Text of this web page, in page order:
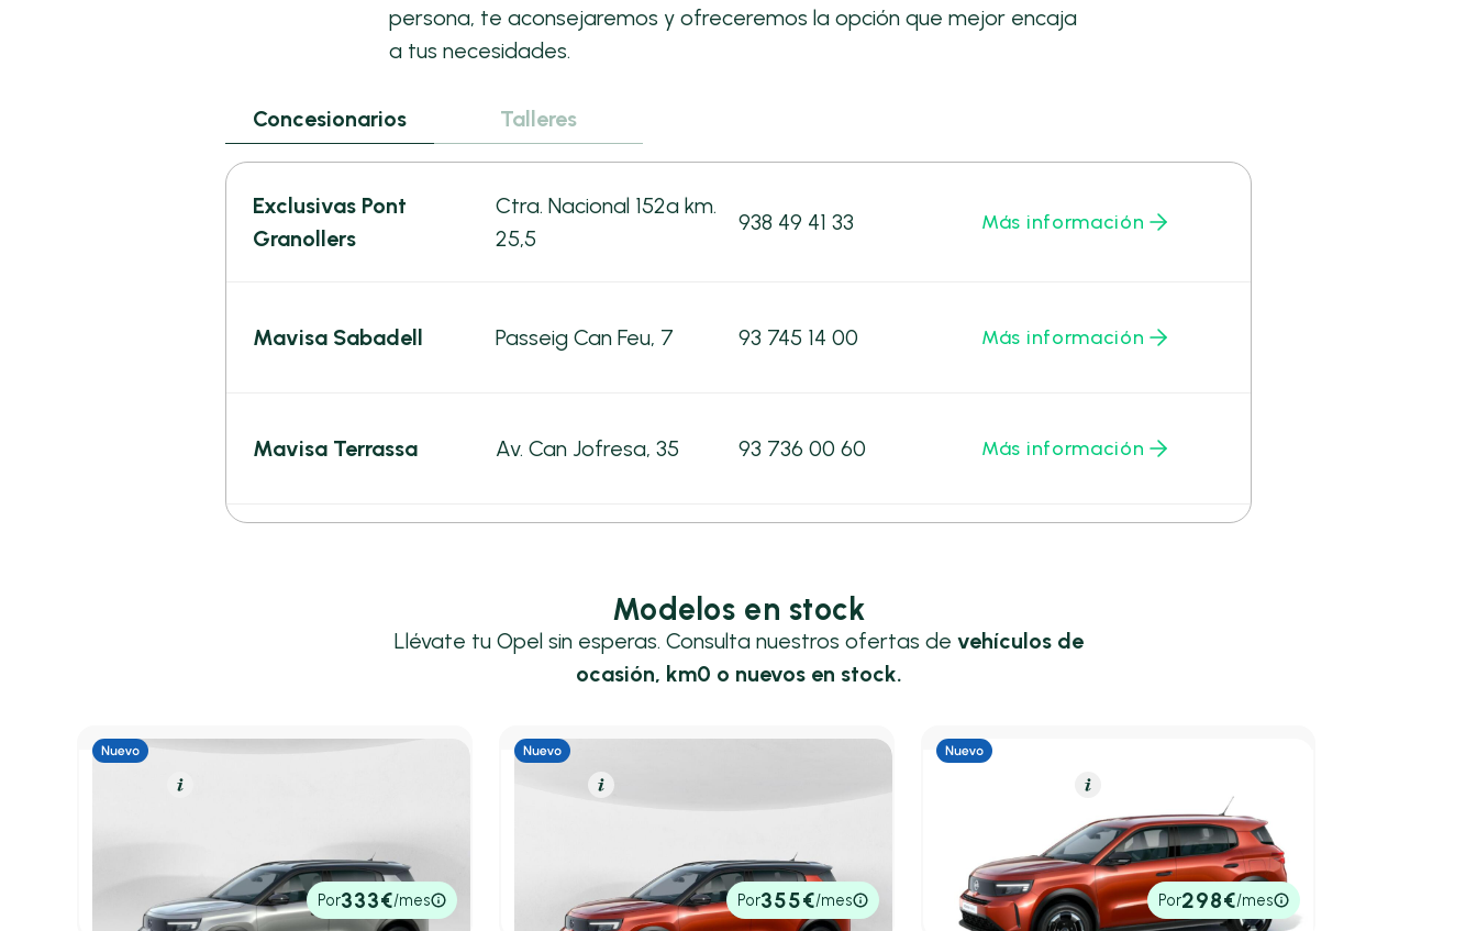
persona, te aconsejaremos y ofreceremos la opción que mejor encaja
a tus necesidades.
Concesionarios Talleres
Exclusivas Pont
Granollers
Ctra. Nacional 152a km.
25,5
938 49 41 33 Más información
Mavisa Sabadell Passeig Can Feu, 7 93 745 14 00 Más información
Mavisa Terrassa Av. Can Jofresa, 35 93 736 00 60 Más información
Modelos en stock
Llévate tu Opel sin esperas. Consulta nuestros ofertas de vehículos de
ocasión, km0 o nuevos en stock.
SUV 1.2T XHT HYBRID 107KW GS EDCT 145 5P
Automático
P.V.P. contado
Por333€/mes
P.V.P. contado
Por355€/mes
Opel Frontera
1.2T XHT Hybrid eDCT6 81kW Edition
5,20 l/100 Km110cvAutomático
24.670€
P.V.P. contado
Por298€/mes